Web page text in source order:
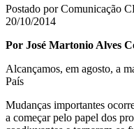
Postado por Comunicação
20/10/2014
Por José Martonio Alves
Alcançamos, em agosto, a
País
Mudanças importantes
a começar pelo papel dos